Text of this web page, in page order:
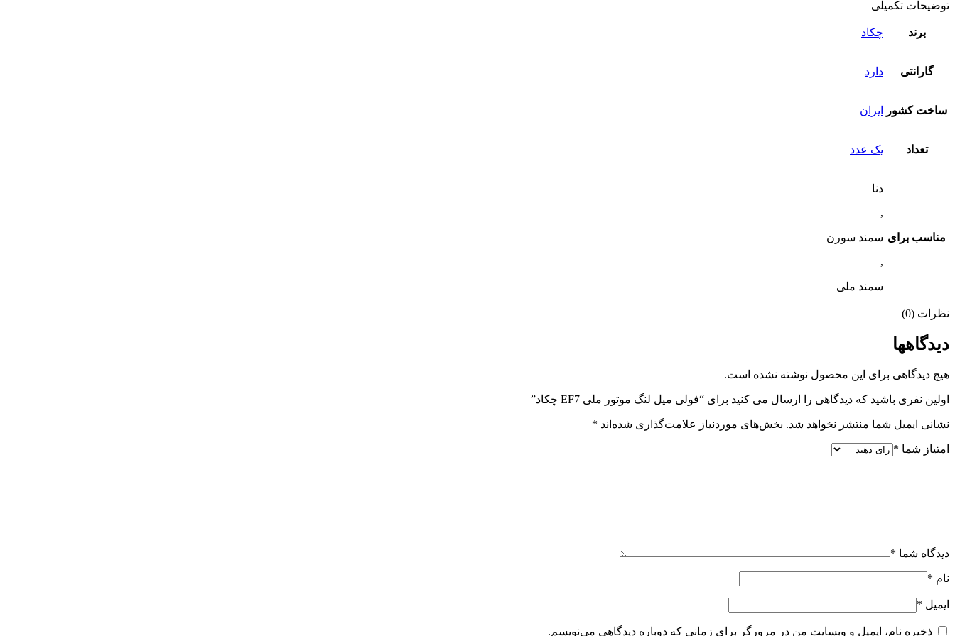
توضیحات تکمیلی
برند چکاد
گارانتی دارد
ساخت کشور ایران
تعداد یک عدد
مناسب برای
دنا
,
سمند سورن
,
سمند ملی
نظرات (0)
دیدگاهها
هیچ دیدگاهی برای این محصول نوشته نشده است.
اولین نفری باشید که دیدگاهی را ارسال می کنید برای “فولی میل لنگ موتور ملی EF7 چکاد”
نشانی ایمیل شما منتشر نخواهد شد. بخش‌های موردنیاز علامت‌گذاری شده‌اند *
امتیاز شما *
دیدگاه شما *
نام *
ایمیل *
ذخیره نام، ایمیل و وبسایت من در مرورگر برای زمانی که دوباره دیدگاهی می‌نویسم.